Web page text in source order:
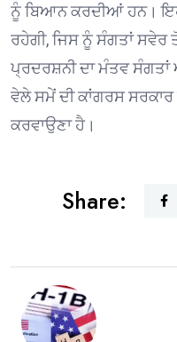
ਨੂੰ ਬਿਆਨ ਕਰਦੀਆਂ ਹਨ।
ਰਹੇਗੀ, ਜਿਸ ਨੂੰ ਸੰਗਤਾਂ
ਪ੍ਰਦਰਸ਼ਨੀ ਦਾ ਮੰਤਵ
ਵੇਲੇ ਸਮੇਂ ਦੀ ਕਾਂਗਰਸ
ਕਰਵਾਉਣਾ ਹੈ।
Share: